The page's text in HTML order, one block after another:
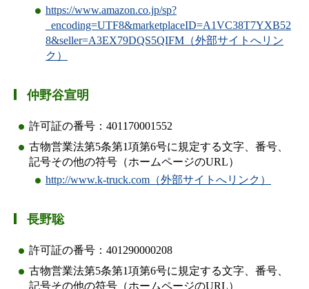
https://www.amazon.co.jp/sp?
_encoding=UTF8&marketplaceID=A1VC38T7YXB52
8&seller=A3EX79DQS5QIFM（外部サイトへリン
ク）
仲野谷宣明
許可証の番号：401170001552
古物営業法第5条第1項第6号に規定する文字、番号、
記号その他の符号（ホームページのURL）
http://www.k-truck.com（外部サイトへリンク）
長野聡
許可証の番号：401290000208
古物営業法第5条第1項第6号に規定する文字、番号、
記号その他の符号（ホームページのURL）